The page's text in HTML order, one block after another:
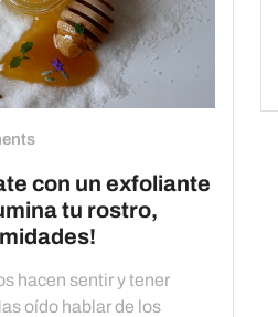
con un exfoliante
tu rostro,
hacen sentir y tener
oído hablar de los